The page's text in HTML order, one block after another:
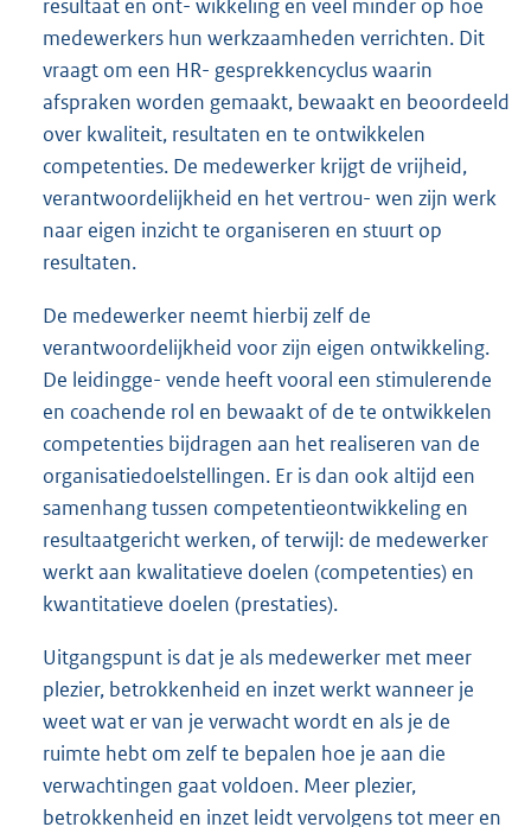
resultaat en ont- wikkeling en veel minder op hoe
medewerkers hun werkzaamheden verrichten. Dit
vraagt om een HR- gesprekkencyclus waarin
afspraken worden gemaakt, bewaakt en beoordeeld
over kwaliteit, resultaten en te ontwikkelen
competenties. De medewerker krijgt de vrijheid,
verantwoordelijkheid en het vertrou- wen zijn werk
naar eigen inzicht te organiseren en stuurt op
resultaten.
De medewerker neemt hierbij zelf de
verantwoordelijkheid voor zijn eigen ontwikkeling.
De leidingge- vende heeft vooral een stimulerende
en coachende rol en bewaakt of de te ontwikkelen
competenties bijdragen aan het realiseren van de
organisatiedoelstellingen. Er is dan ook altijd een
samenhang tussen competentieontwikkeling en
resultaatgericht werken, of terwijl: de medewerker
werkt aan kwalitatieve doelen (competenties) en
kwantitatieve doelen (prestaties).
Uitgangspunt is dat je als medewerker met meer
plezier, betrokkenheid en inzet werkt wanneer je
weet wat er van je verwacht wordt en als je de
ruimte hebt om zelf te bepalen hoe je aan die
verwachtingen gaat voldoen. Meer plezier,
betrokkenheid en inzet leidt vervolgens tot meer en